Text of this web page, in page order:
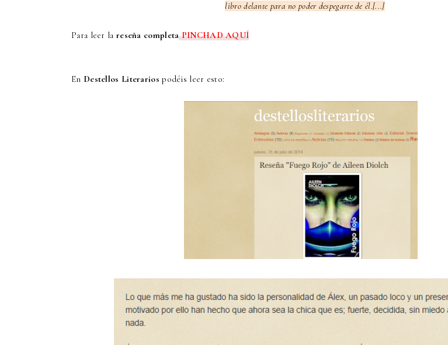
libro delante para no poder despegarte de él.[...]
Para leer la reseña completa PINCHAD AQUÍ
En Destellos Literariospodéis leer esto: